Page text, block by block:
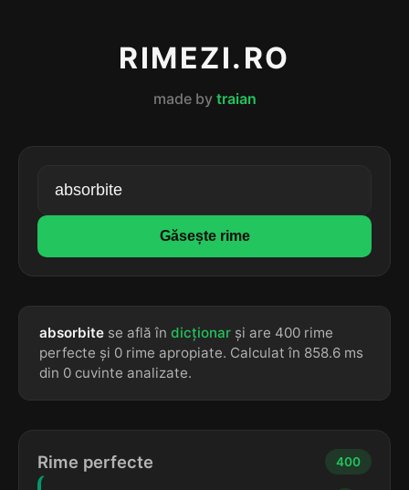
RIMEZI.RO
made by traian
Găsește rime
absorbite se află în dicționar și are 400 rime
perfecte și 0 rime apropiate. Calculat în 858.6 ms
din 0 cuvinte analizate.
Rime perfecte 400